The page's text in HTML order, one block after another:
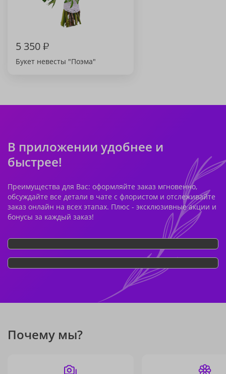
5 350₽
Букет невесты "Поэма"
В приложении удобнее и
быстрее!
Преимущества для Вас: оформляйте заказ мгновенно,
обсуждайте все детали в чате с флористом и отслеживайте
заказ онлайн на всех этапах. Плюс - эксклюзивные акции и
бонусы за каждый заказ!
Почему мы?